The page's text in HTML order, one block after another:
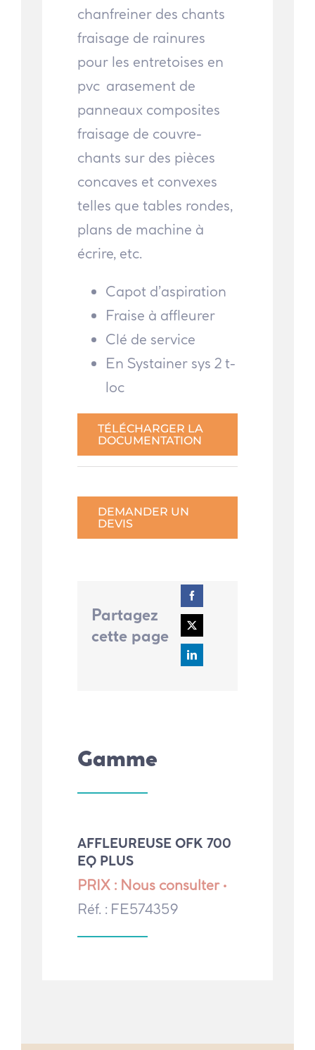
chanfreiner des chants
fraisage de rainures
pour les entretoises en
pvc arasement de
panneaux composites
fraisage de couvre-
chants sur des pièces
concaves et convexes
telles que tables rondes,
plans de machine à
écrire, etc.
Capot d’aspiration
Fraise à affleurer
Clé de service
En Systainer sys 2 t-
loc
TÉLÉCHARGER LA
DOCUMENTATION
DEMANDER UN
DEVIS
Partagez
cette page
Gamme
AFFLEUREUSE OFK 700
EQ PLUS
PRIX : Nous consulter •
Réf. : FE574359